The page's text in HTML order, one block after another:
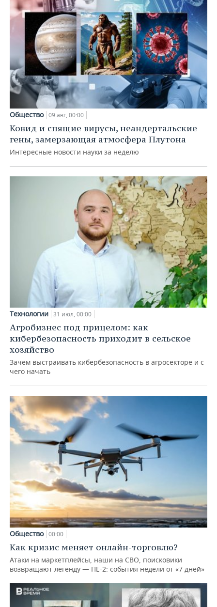
Общество 09 авг, 00:00
Ковид и спящие вирусы, неандертальские
гены, замерзающая атмосфера Плутона
Интересные новости науки за неделю
Технологии 31 июл, 00:00
Агробизнес под прицелом: как
кибербезопасность приходит в сельское
хозяйство
Зачем выстраивать кибербезопасность в агросекторе и с
чего начать
Общество 00:00
Как кризис меняет онлайн-торговлю?
Атаки на маркетплейсы, наши на СВО, поисковики
возвращают легенду — ПЕ-2: события недели от «7 дней»